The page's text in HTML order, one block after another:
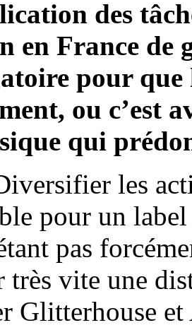
des
en France de
pour
ou c’est
qui
les
pour un
pas
très vite une
Glitterhouse et